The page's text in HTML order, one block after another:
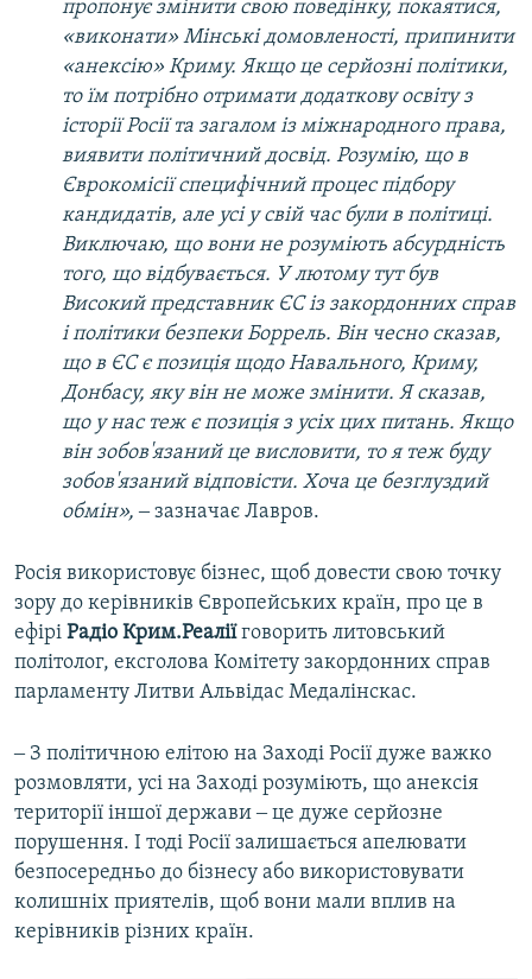
пропонує змінити свою поведінку, покаятися,
«виконати» Мінські домовленості, припинити
«анексію» Криму. Якщо це серйозні політики,
то їм потрібно отримати додаткову освіту з
історії Росії та загалом із міжнародного права,
виявити політичний досвід. Розумію, що в
Єврокомісії специфічний процес підбору
кандидатів, але усі у свій час були в політиці.
Виключаю, що вони не розуміють абсурдність
того, що відбувається. У лютому тут був
Високий представник ЄС із закордонних справ
і політики безпеки Боррель. Він чесно сказав,
що в ЄС є позиція щодо Навального, Криму,
Донбасу, яку він не може змінити. Я сказав,
що у нас теж є позиція з усіх цих питань. Якщо
він зобов'язаний це висловити, то я теж буду
зобов'язаний відповісти. Хоча це безглуздий
обмін»,‒ зазначає Лавров.
Росія використовує бізнес, щоб довести свою точку
зору до керівників Європейських країн, про це в
ефірі Радіо Крим.Реаліїговорить литовський
політолог, ексголова Комітету закордонних справ
парламенту Литви Альвідас Медалінскас.
‒ З політичною елітою на Заході Росії дуже важко
розмовляти, усі на Заході розуміють, що анексія
території іншої держави ‒ це дуже серйозне
порушення. І тоді Росії залишається апелювати
безпосередньо до бізнесу або використовувати
колишніх приятелів, щоб вони мали вплив на
керівників різних країн.